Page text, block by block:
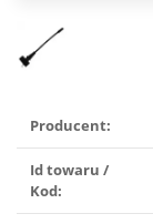
Producent:
Id towaru /
Kod: